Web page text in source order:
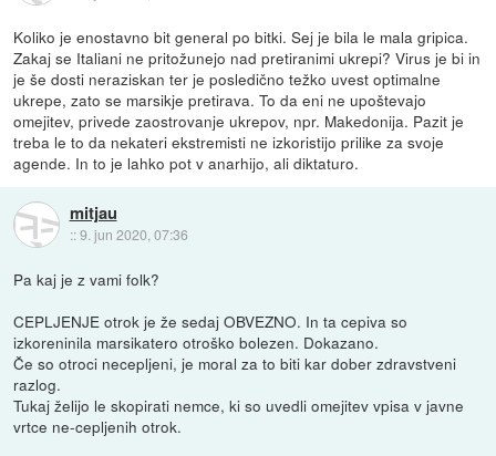
Koliko je enostavno bit general po bitki. Sej je bila le mala gripica.
Zakaj se Italiani ne pritožunejo nad pretiranimi ukrepi? Virus je bi in
je še dosti neraziskan ter je posledično težko uvest optimalne
ukrepe, zato se marsikje pretirava. To da eni ne upoštevajo
omejitev, privede zaostrovanje ukrepov, npr. Makedonija. Pazit je
treba le to da nekateri ekstremisti ne izkoristijo prilike za svoje
agende. In to je lahko pot v anarhijo, ali diktaturo.
mitjau
::9. jun 2020, 07:36
Pa kaj je z vami folk?
CEPLJENJE otrok je že sedaj OBVEZNO. In ta cepiva so
izkoreninila marsikatero otroško bolezen. Dokazano.
Če so otroci necepljeni, je moral za to biti kar dober zdravstveni
razlog.
Tukaj želijo le skopirati nemce, ki so uvedli omejitev vpisa v javne
vrtce ne-cepljenih otrok.